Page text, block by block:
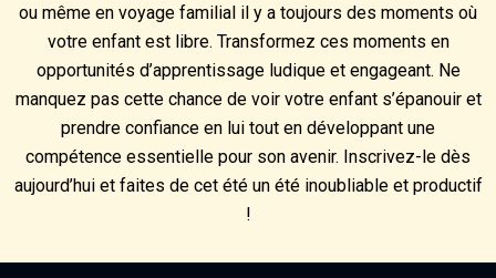
ou même en voyage familial il y a toujours des moments où
votre enfant est libre. Transformez ces moments en
opportunités d’apprentissage ludique et engageant. Ne
manquez pas cette chance de voir votre enfant s’épanouir et
prendre confiance en lui tout en développant une
compétence essentielle pour son avenir. Inscrivez-le dès
aujourd’hui et faites de cet été un été inoubliable et productif
!